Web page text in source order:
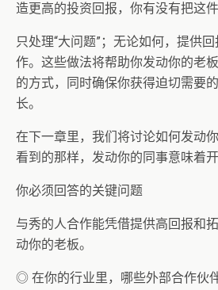
造更高的投资回报，你有没有把这
只处理“大问题”；无论如何，提供
作。这些做法将帮助你发动你的老
的方式，同时确保你获得迫切需要
长。
在下一章里，我们将讨论如何发动
看到的那样，发动你的同事意味着
你必须回答的关键问题
与秀的人合作能凭借提供高回报和
动你的老板。
◎ 在你的行业里，哪些外部合作伙